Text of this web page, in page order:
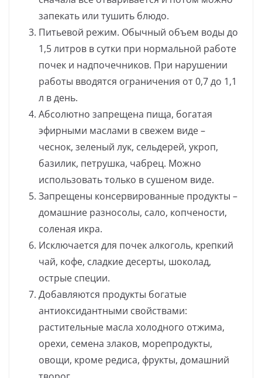
запекать или тушить блюдо.
Питьевой режим. Обычный объем воды до
1,5 литров в сутки при нормальной работе
почек и надпочечников. При нарушении
работы вводятся ограничения от 0,7 до 1,1
л в день.
Абсолютно запрещена пища, богатая
эфирными маслами в свежем виде –
чеснок, зеленый лук, сельдерей, укроп,
базилик, петрушка, чабрец. Можно
использовать только в сушеном виде.
Запрещены консервированные продукты –
домашние разносолы, сало, копчености,
соленая икра.
Исключается для почек алкоголь, крепкий
чай, кофе, сладкие десерты, шоколад,
острые специи.
Добавляются продукты богатые
антиоксидантными свойствами:
растительные масла холодного отжима,
орехи, семена злаков, морепродукты,
овощи, кроме редиса, фрукты, домашний